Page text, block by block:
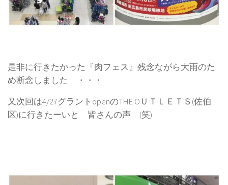
是非に行きたかった『肉フェス』残念ながら大雨のた
め断念しました ・・・
又次回は4/27グラントopenのTHE OＵＴＬＥＴＳ(佐伯
区)に行きたーいと 皆さんの声 (笑)